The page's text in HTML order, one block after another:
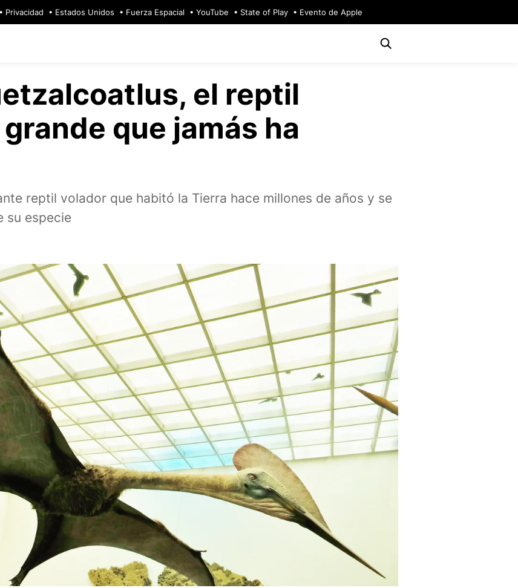
Privacidad Estados Unidos Fuerza Espacial YouTube State of Play Evento de Apple
el reptil
que jamás ha
reptil volador que habitó la Tierra hace millones de años y se
su especie